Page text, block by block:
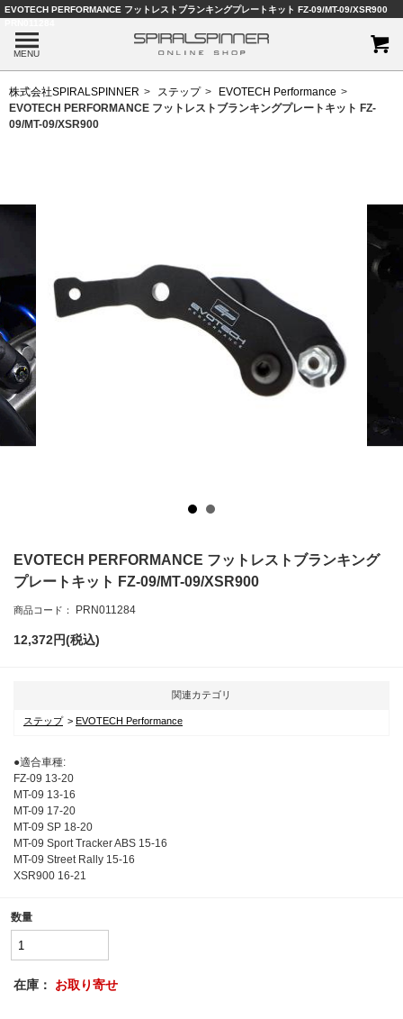
EVOTECH PERFORMANCE フットレストブランキングプレートキット FZ-09/MT-09/XSR900
MENU
株式会社SPIRALSPINNER ステップ
EVOTECH Performance
EVOTECH PERFORMANCE フットレストブランキングプレートキット FZ-
09/MT-09/XSR900
EVOTECH PERFORMANCE フットレストブランキング
プレートキット FZ-09/MT-09/XSR900
商品コード： PRN011284
12,372円(税込)
関連カテゴリ
ステップ EVOTECH Performance
●適合車種:
FZ-09 13-20
MT-09 13-16
MT-09 17-20
MT-09 SP 18-20
MT-09 Sport Tracker ABS 15-16
MT-09 Street Rally 15-16
XSR900 16-21
数量
在庫： お取り寄せ